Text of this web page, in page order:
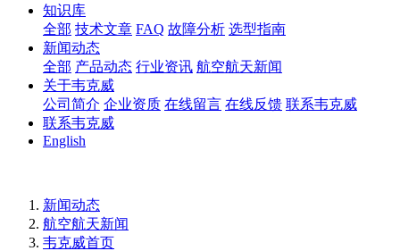
知识库
全部 技术文章 FAQ 故障分析 选型指南
新闻动态
全部 产品动态 行业资讯 航空航天新闻
关于韦克威
公司简介 企业资质 在线留言 在线反馈 联系韦克威
联系韦克威
English
新闻动态
航空航天新闻
韦克威首页